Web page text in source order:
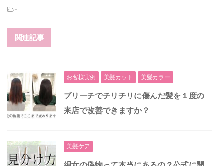
-
関連記事
お客様実例 美髪カット 美髪カラー
ブリーチでチリチリに傷んだ髪を１度の
来店で改善できますか？
美髪ケア